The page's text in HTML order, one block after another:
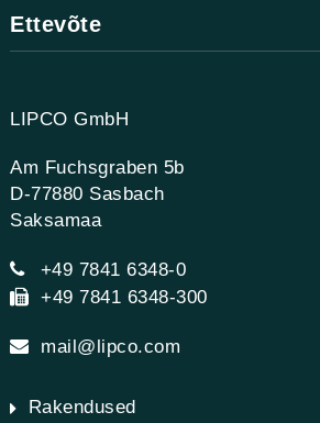
Ettevõte
LIPCO GmbH
Am Fuchsgraben 5b
D-77880 Sasbach
Saksamaa
+49 7841 6348-0
+49 7841 6348-300
mail@lipco.com
Rakendused